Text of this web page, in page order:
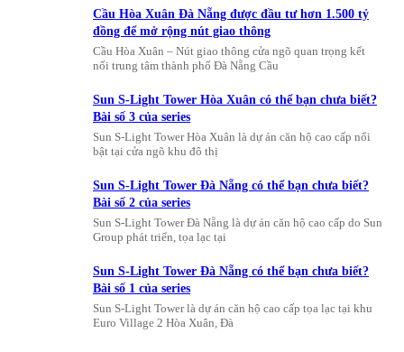
Cầu Hòa Xuân Đà Nẵng được đầu tư hơn 1.500 tỷ
đồng để mở rộng nút giao thông
Cầu Hòa Xuân – Nút giao thông cửa ngõ quan trọng kết
nối trung tâm thành phố Đà Nẵng Cầu
Sun S-Light Tower Hòa Xuân có thể bạn chưa biết?
Bài số 3 của series
Sun S-Light Tower Hòa Xuân là dự án căn hộ cao cấp nổi
bật tại cửa ngõ khu đô thị
Sun S-Light Tower Đà Nẵng có thể bạn chưa biết?
Bài số 2 của series
Sun S-Light Tower Đà Nẵng là dự án căn hộ cao cấp do Sun
Group phát triển, tọa lạc tại
Sun S-Light Tower Đà Nẵng có thể bạn chưa biết?
Bài số 1 của series
Sun S-Light Tower là dự án căn hộ cao cấp tọa lạc tại khu
Euro Village 2 Hòa Xuân, Đà